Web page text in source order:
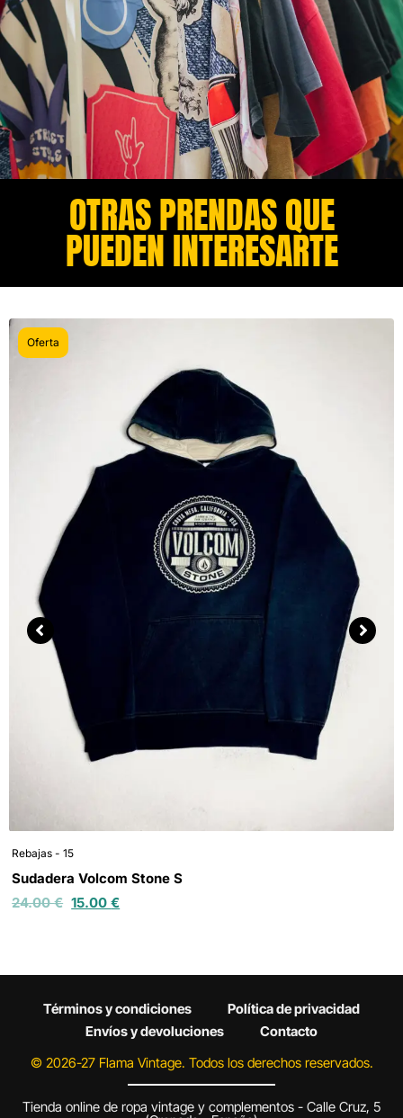
OTRAS PRENDAS QUE
PUEDEN INTERESARTE​
Oferta
Rebajas - 15
Sudadera Volcom Stone S
24.00€ 15.00€
Términos y condiciones
Política de privacidad
Envíos y devoluciones
Contacto
© 2026-27 Flama Vintage. Todos los derechos reservados.
Tienda online de ropa vintage y complementos - Calle Cruz, 5